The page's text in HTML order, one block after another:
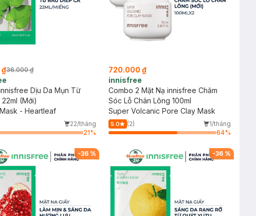
₫36.000 ₫
Dịu Da Mụn Từ
(Mới)
- Heartleaf
22/tháng
21%
720.000 ₫
innisfree
Combo 2 Mặt Nạ innisfree Chăm
Sóc Lỗ Chân Lông 100ml
Super Volcanic Pore Clay Mask
5.0 (2)
1/tháng
64%
-36% -36 %